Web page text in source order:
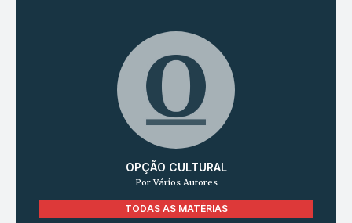
OPÇÃO CULTURAL
Por Vários Autores
TODAS AS MATÉRIAS